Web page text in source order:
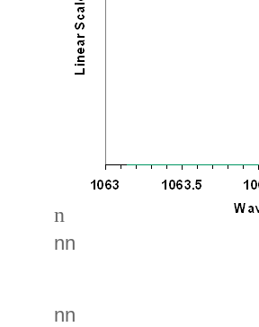
n
nn
nn